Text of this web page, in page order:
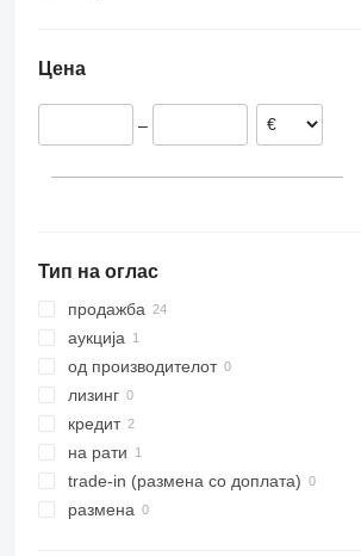
Шпанија
Данска
Цена
–
Тип на оглас
продажба
аукција
од производителот
лизинг
кредит
на рати
trade-in (размена со доплата)
размена